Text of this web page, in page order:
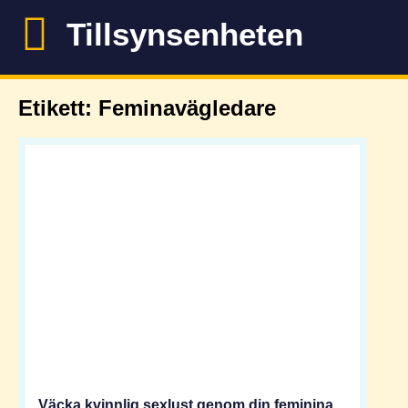
Tillsynsenheten
Etikett: Feminavägledare